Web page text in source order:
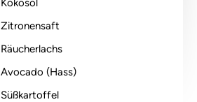
Kokosöl
Zitronensaft
Räucherlachs
Avocado (Hass)
Süßkartoffel